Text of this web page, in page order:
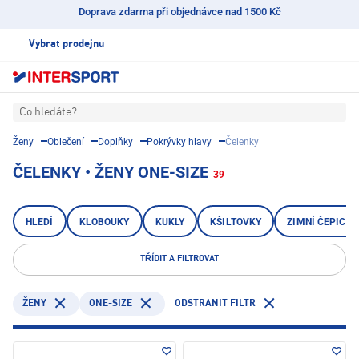
Doprava zdarma při objednávce nad 1500 Kč
Vybrat prodejnu
Co hledáte?
Ženy Oblečení Doplňky Pokrývky hlavy Čelenky
ČELENKY • ŽENY ONE-SIZE 39
HLEDÍ KLOBOUKY KUKLY KŠILTOVKY ZIMNÍ ČEPICE
TŘÍDIT A FILTROVAT
ŽENY ONE-SIZE ODSTRANIT FILTR